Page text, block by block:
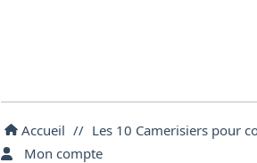
Accueil // Les 10 Camerisiers pour
Mon compte